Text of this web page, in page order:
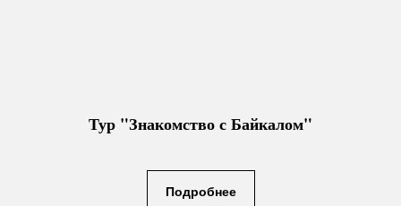
Тур "Знакомство с Байкалом"
Подробнее